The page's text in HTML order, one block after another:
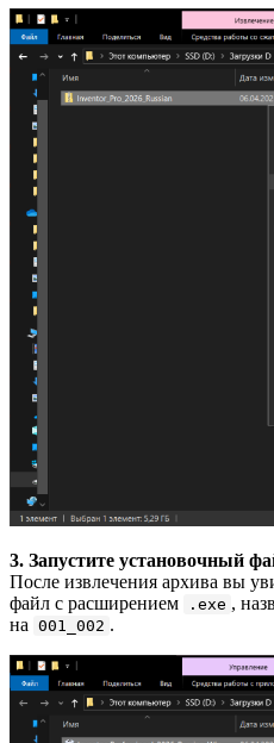
3. Запустите установочный
После извлечения архива вы
файл с расширением
.exe ,
на 001_002 .